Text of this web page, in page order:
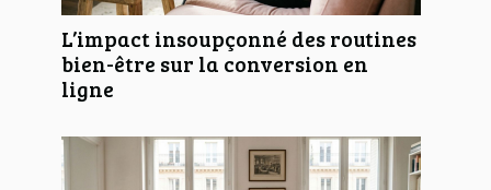
L’impact insoupçonné des routines
bien-être sur la conversion en
ligne